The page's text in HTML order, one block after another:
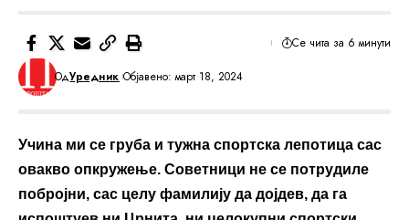
ОдУредник Објавено: март 18, 2024
Се чита за 6 минути
Учина ми се груба и тужна спортска лепотица сас
овакво опкружење. Советници не се потрудиле
побројни, сас целу фамилију да дојдев, да га